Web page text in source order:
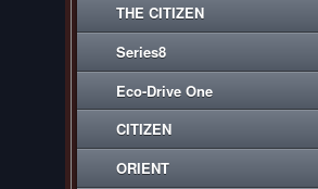
THE CITIZEN
Series8
Eco-Drive One
CITIZEN
ORIENT